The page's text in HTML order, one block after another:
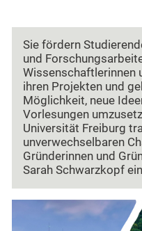
Sie fördern
und
Wissenschaftlerinnen
ihren Projekten und
Möglichkeit, neue
Vorlesungen
Universität Freiburg
unverwechselbaren
Gründerinnen und
Sarah Schwarzkopf